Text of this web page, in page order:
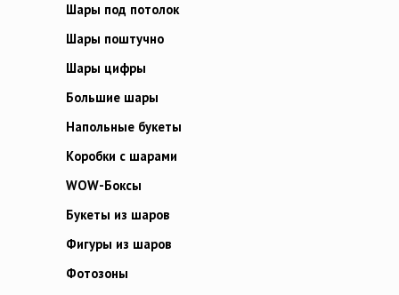
Шары под потолок
Шары поштучно
Шары цифры
Большие шары
Напольные букеты
Коробки с шарами
WOW-Боксы
Букеты из шаров
Фигуры из шаров
Фотозоны